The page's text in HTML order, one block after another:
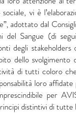
vi è
adottato dal
del Sangue (di
degli
dello svolgimento
di tutti coloro
loro
per
distintivi di tutte